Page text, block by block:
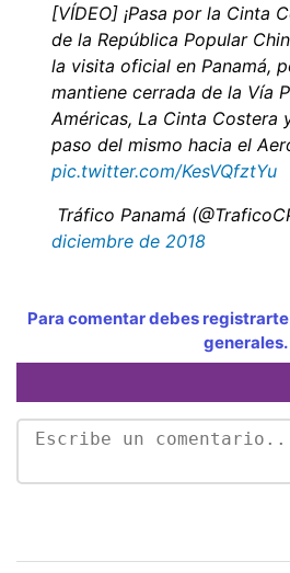
[VÍDEO] ¡Pasa por la Cinta
de la República Popular
la visita oficial en Panamá,
mantiene cerrada de la Vía
Américas, La Cinta Costera
paso del mismo hacia el
pic.twitter.com/KesVQfztYu
 Tráfico Panamá
diciembre de 2018
Para comentar debes
generales.